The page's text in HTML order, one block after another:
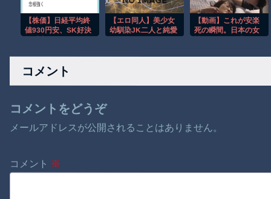
【株価】日経平均終
値930円安、SK好決
【エロ同人】美少女
幼馴染JK二人と純愛
【動画】これが安楽
死の瞬間。日本の女
コメント
コメントをどうぞ
メールアドレスが公開されることはありません。
コメント ※